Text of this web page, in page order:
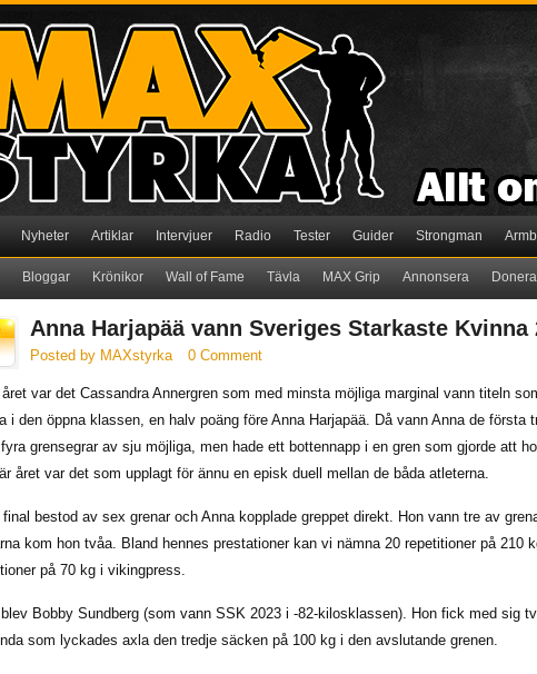
Nyheter Artiklar Intervjuer Radio Tester Guider Strongman
Bloggar Krönikor Wall of Fame Tävla MAX Grip Annonsera Donera
Anna Harjapää vann Sveriges Starkaste Kvinna
Posted by MAXstyrka 0 Comment
året var det Cassandra Annergren som med minsta möjliga marginal vann titeln
i den öppna klassen, en halv poäng före Anna Harjapää. Då vann Anna de första
grensegrar av sju möjliga, men hade ett bottennapp i en gren som gjorde att
året var det som upplagt för ännu en episk duell mellan de båda atleterna.
bestod av sex grenar och Anna kopplade greppet direkt. Hon vann tre av
kom hon tvåa. Bland hennes prestationer kan vi nämna 20 repetitioner på 210
på 70 kg i vikingpress.
Bobby Sundberg (som vann SSK 2023 i -82-kilosklassen). Hon fick med sig
som lyckades axla den tredje säcken på 100 kg i den avslutande grenen.